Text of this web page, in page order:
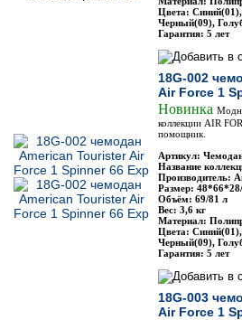
Цвета:
Черный(09),
Гарантия: 5 лет
18G-002
Air Force 1
Новинка
коллекции AIR
помощник.
Артикул:
Название
Производитель:
Размер:
Объём: 69/81 л
Вес: 3,6 кг
Материал:
Цвета:
Черный(09),
Гарантия: 5 лет
18G-003
Air Force 1